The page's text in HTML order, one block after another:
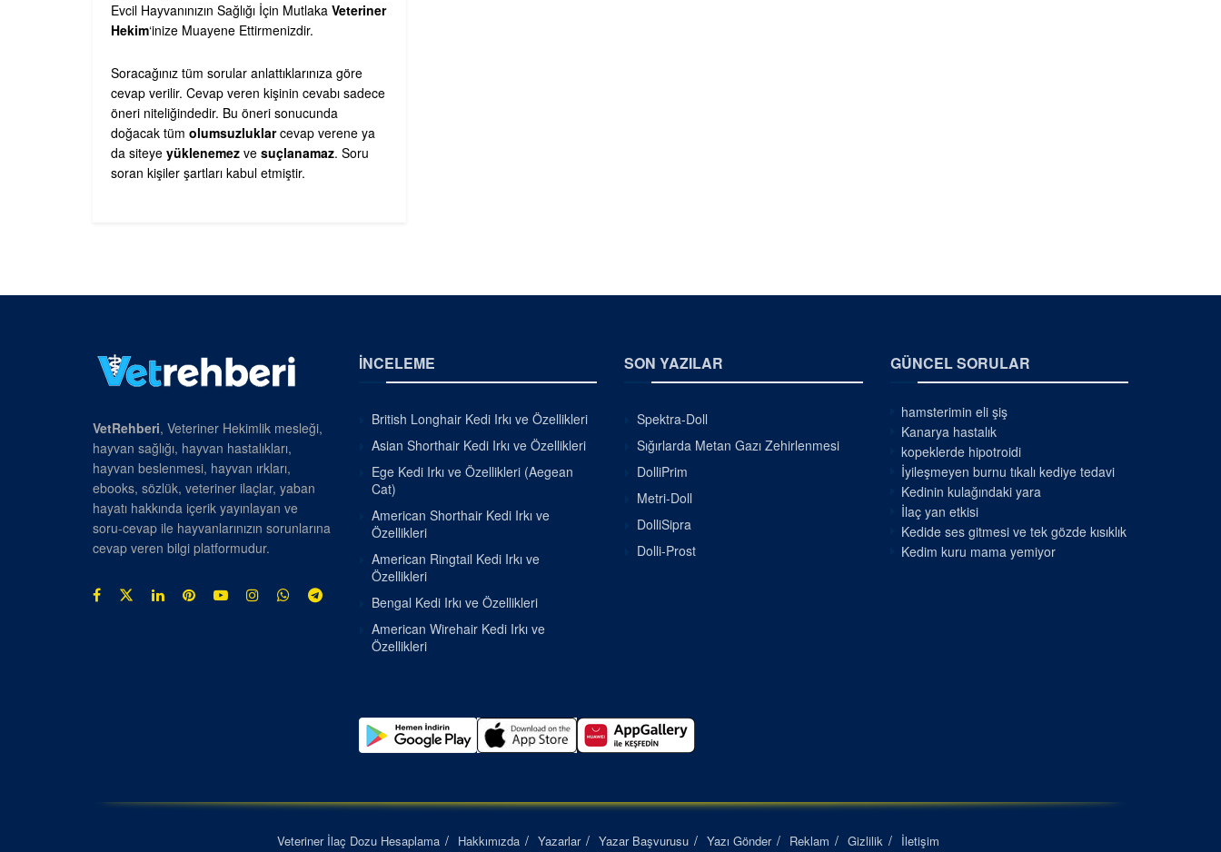
Evcil Hayvanınızın Sağlığı İçin Mutlaka Veteriner
Hekim‘inize Muayene Ettirmenizdir.
Soracağınız tüm sorular anlattıklarınıza göre
cevap verilir. Cevap veren kişinin cevabı sadece
öneri niteliğindedir. Bu öneri sonucunda
doğacak tüm olumsuzluklarcevap verene ya
da siteye yüklenemez ve suçlanamaz. Soru
soran kişiler şartları kabul etmiştir.
VetRehberi, Veteriner Hekimlik mesleği,
hayvan sağlığı, hayvan hastalıkları,
hayvan beslenmesi, hayvan ırkları,
ebooks, sözlük, veteriner ilaçlar, yaban
hayatı hakkında içerik yayınlayan ve
soru-cevap ile hayvanlarınızın sorunlarına
cevap veren bilgi platformudur.
İNCELEME
British Longhair Kedi Irkı ve Özellikleri
Asian Shorthair Kedi Irkı ve Özellikleri
Ege Kedi Irkı ve Özellikleri (Aegean
Cat)
American Shorthair Kedi Irkı ve
Özellikleri
American Ringtail Kedi Irkı ve
Özellikleri
Bengal Kedi Irkı ve Özellikleri
American Wirehair Kedi Irkı ve
Özellikleri
SON YAZILAR
Spektra-Doll
Sığırlarda Metan Gazı Zehirlenmesi
DolliPrim
Metri-Doll
DolliSipra
Dolli-Prost
GÜNCEL SORULAR
hamsterimin eli şiş
Kanarya hastalık
kopeklerde hipotroidi
İyileşmeyen burnu tıkalı kediye tedavi
Kedinin kulağındaki yara
İlaç yan etkisi
Kedide ses gitmesi ve tek gözde kısıklık
Kedim kuru mama yemiyor
Veteriner İlaç Dozu Hesaplama Hakkımızda Yazarlar Yazar Başvurusu Yazı Gönder Reklam Gizlilik İletişim